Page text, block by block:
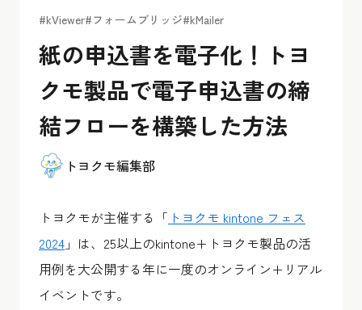
#kViewer#フォームブリッジ#kMailer
紙の申込書を電子化！トヨ
クモ製品で電子申込書の締
結フローを構築した方法
トヨクモ編集部
トヨクモが主催する「 トヨクモ kintone フェス
2024 」は、25以上のkintone+トヨクモ製品の活
用例を大公開する年に一度のオンライン+リアル
イベントです。